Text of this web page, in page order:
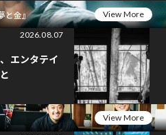
と金』
View More
2026.08.07
エンタテイ
View More